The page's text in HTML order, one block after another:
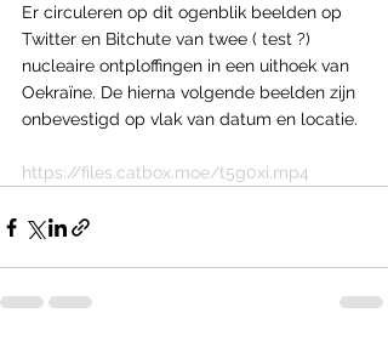
Er circuleren op dit ogenblik beelden op
Twitter en Bitchute van twee ( test ?)
nucleaire ontploffingen in een uithoek van
Oekraïne. De hierna volgende beelden zijn
onbevestigd op vlak van datum en locatie.
https://files.catbox.moe/t5g0xi.mp4